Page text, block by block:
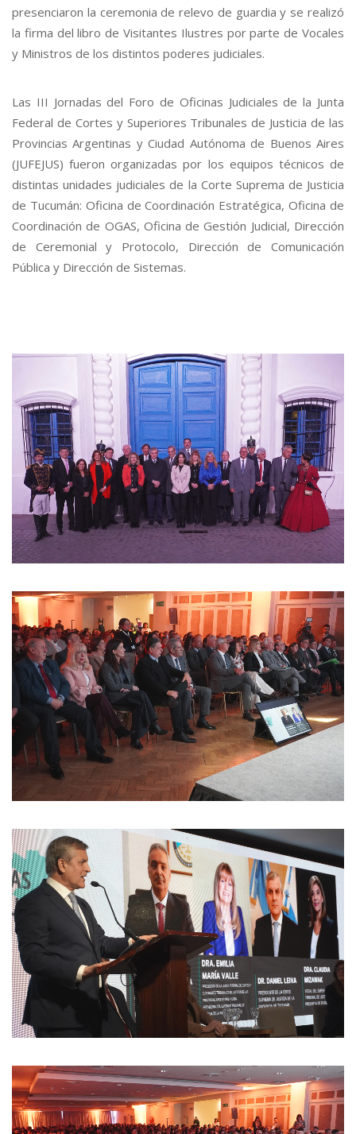
presenciaron la ceremonia de relevo de guardia y se realizó
la firma del libro de Visitantes Ilustres por parte de Vocales
y Ministros de los distintos poderes judiciales.
Las III Jornadas del Foro de Oficinas Judiciales de la Junta
Federal de Cortes y Superiores Tribunales de Justicia de las
Provincias Argentinas y Ciudad Autónoma de Buenos Aires
(JUFEJUS) fueron organizadas por los equipos técnicos de
distintas unidades judiciales de la Corte Suprema de Justicia
de Tucumán: Oficina de Coordinación Estratégica, Oficina de
Coordinación de OGAS, Oficina de Gestión Judicial, Dirección
de Ceremonial y Protocolo, Dirección de Comunicación
Pública y Dirección de Sistemas.